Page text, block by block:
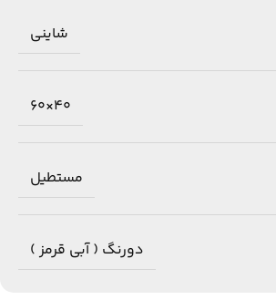
شاینی
40×60
مستطیل
دورنگ ( آبی قرمز )